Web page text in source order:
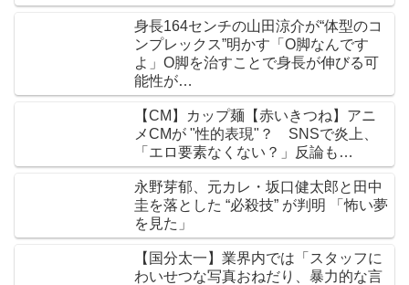
身長164センチの山田涼介が“体型のコ
ンプレックス”明かす「O脚なんです
よ」O脚を治すことで身長が伸びる可
能性が…
【CM】カップ麺【赤いきつね】アニ
メCMが "性的表現"？ SNSで炎上、
「エロ要素なくない？」反論も…
永野芽郁、元カレ・坂口健太郎と田中
圭を落とした “必殺技” が判明 「怖い夢
を見た」
【国分太一】業界内では「スタッフに
わいせつな写真おねだり、暴力的な言